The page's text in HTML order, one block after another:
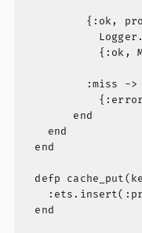
{:ok,
{:ok,
          :miss ->
        end
    end
  end
defp
  end